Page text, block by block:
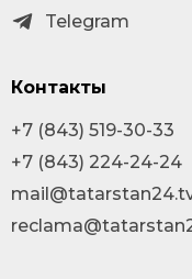
Telegram
Контакты
+7 (843) 519-30-33
+7 (843) 224-24-24